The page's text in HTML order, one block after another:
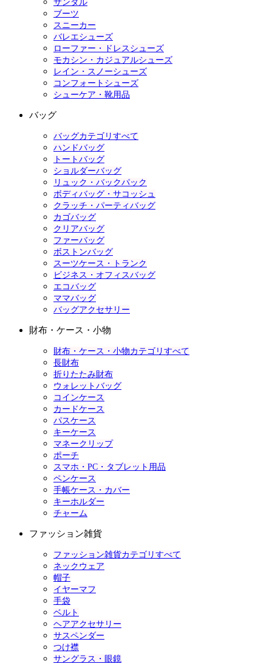
サンダル
ブーツ
スニーカー
バレエシューズ
ローファー・ドレスシューズ
モカシン・カジュアルシューズ
レイン・スノーシューズ
コンフォートシューズ
シューケア・靴用品
バッグ
バッグカテゴリすべて
ハンドバッグ
トートバッグ
ショルダーバッグ
リュック・バックパック
ボディバッグ・サコッシュ
クラッチ・パーティバッグ
カゴバッグ
クリアバッグ
ファーバッグ
ボストンバッグ
スーツケース・トランク
ビジネス・オフィスバッグ
エコバッグ
ママバッグ
バッグアクセサリー
財布・ケース・小物
財布・ケース・小物カテゴリすべて
長財布
折りたたみ財布
ウォレットバッグ
コインケース
カードケース
パスケース
キーケース
マネークリップ
ポーチ
スマホ・PC・タブレット用品
ペンケース
手帳ケース・カバー
キーホルダー
チャーム
ファッション雑貨
ファッション雑貨カテゴリすべて
ネックウェア
帽子
イヤーマフ
手袋
ベルト
ヘアアクセサリー
サスペンダー
つけ襟
サングラス・眼鏡